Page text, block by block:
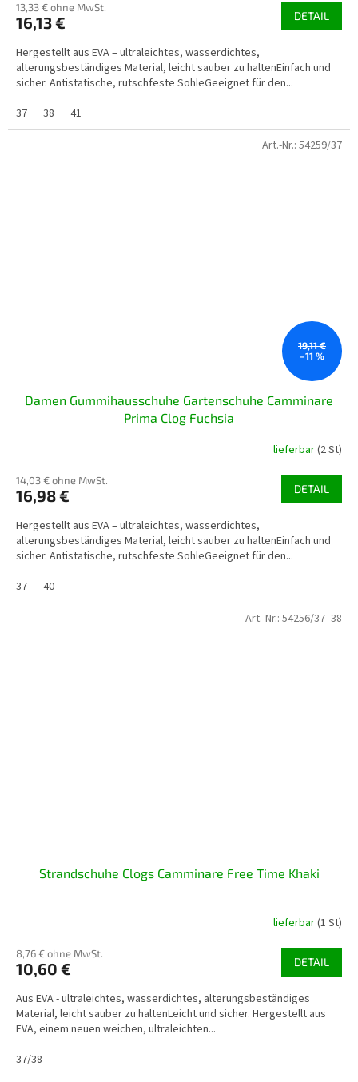
13,33 € ohne MwSt.
16,13 € DETAIL
Hergestellt aus EVA – ultraleichtes, wasserdichtes,
alterungsbeständiges Material, leicht sauber zu haltenEinfach und
sicher. Antistatische, rutschfeste SohleGeeignet für den...
37
38 41
19,11 €
–11 %
Damen Gummihausschuhe Gartenschuhe Camminare
Prima Clog Fuchsia
lieferbar(2 St)
14,03 € ohne MwSt.
16,98 € DETAIL
Hergestellt aus EVA – ultraleichtes, wasserdichtes,
alterungsbeständiges Material, leicht sauber zu haltenEinfach und
sicher. Antistatische, rutschfeste SohleGeeignet für den...
37
40
Art.-Nr.: 54259/37
Strandschuhe Clogs Camminare Free Time Khaki
lieferbar(1 St)
8,76 € ohne MwSt.
10,60 € DETAIL
Aus EVA - ultraleichtes, wasserdichtes, alterungsbeständiges
Material, leicht sauber zu haltenLeicht und sicher. Hergestellt aus
EVA, einem neuen weichen, ultraleichten...
37/38
Art.-Nr.: 54256/37_38